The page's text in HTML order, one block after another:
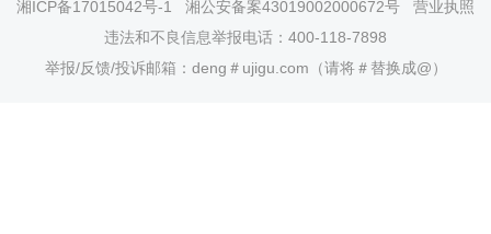
湘ICP备17015042号-1
湘公安备案43019002000672号
营业执照
违法和不良信息举报电话：400-118-7898
举报/反馈/投诉邮箱：deng＃ujigu.com（请将＃替换成@）